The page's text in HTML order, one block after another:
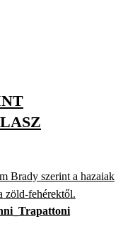
Brady szerint a hazaiak
zöld-fehérektől.